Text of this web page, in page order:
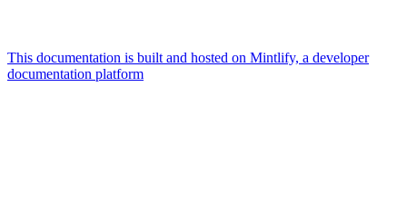
This documentation is built and hosted on Mintlify, a developer
documentation platform